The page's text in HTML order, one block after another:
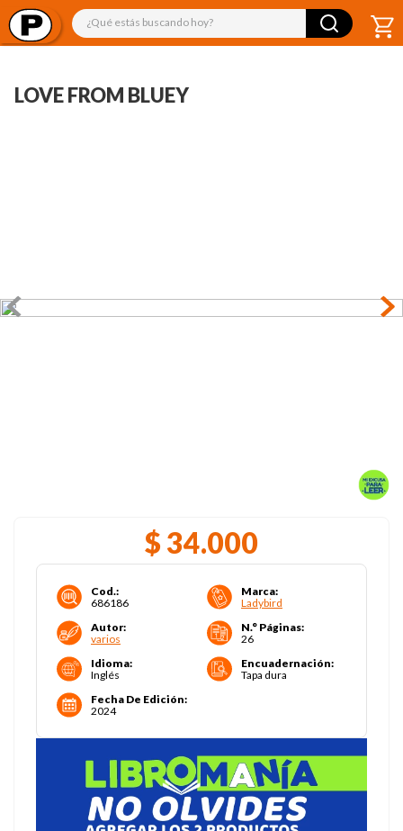
¿Qué estás buscando hoy?
LOVE FROM BLUEY
$ 34.000
Cod.:
686186
Marca:
Ladybird
Autor:
varios
N.° Páginas:
26
Idioma:
Inglés
Encuadernación:
Tapa dura
Fecha De Edición:
2024